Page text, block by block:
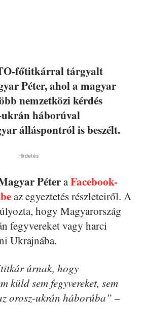
főtitkárral tárgyalt
Péter, ahol a magyar
nemzetközi kérdés
háborúval
álláspontról is beszélt.
Hirdetés
PéteraFacebook-
az egyeztetés részleteiről. A
hogy Magyarország
fegyvereket vagy harci
Ukrajnába.
úrnak, hogy
küld sem fegyvereket, sem
orosz-ukrán háborúba” –